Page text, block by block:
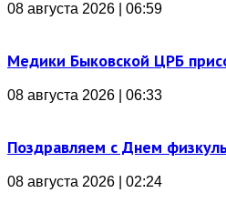
08 августа 2026 | 06:59
Медики Быковской ЦРБ
08 августа 2026 | 06:33
Поздравляем с Днем
08 августа 2026 | 02:24